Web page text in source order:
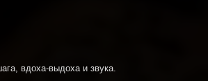
вдоха-выдоха и звука.